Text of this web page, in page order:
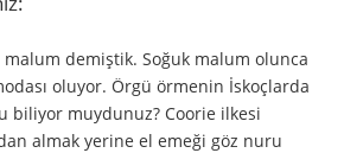
malum demiştik. Soğuk malum olunca
oluyor. Örgü örmenin İskoçlarda
biliyor muydunuz? Coorie ilkesi
almak yerine el emeği göz nuru